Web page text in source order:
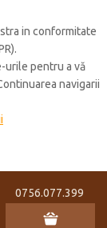
in conformitate
urile pentru a vă
navigarii
0756.077.399